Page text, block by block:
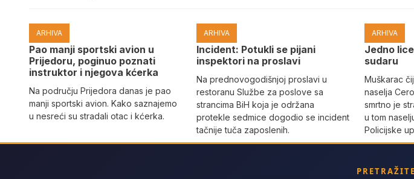
ARHIVA
Pao manji sportski avion u
Prijedoru, poginuo poznati
instruktor i njegova kćerka
Na području Prijedora danas je pao
manji sportski avion. Kako saznajemo
u nesreći su stradali otac i kćerka.
ARHIVA
Incident: Potukli se pijani
inspektori na proslavi
Na prednovogodišnjoj proslavi u
restoranu Službe za poslove sa
strancima BiH koja je održana
protekle sedmice dogodio se incident
tačnije tuča zaposlenih.
ARHIVA
Јedno
sudaru
Muškarac
naselja
smrtno je
u tom
Policijske